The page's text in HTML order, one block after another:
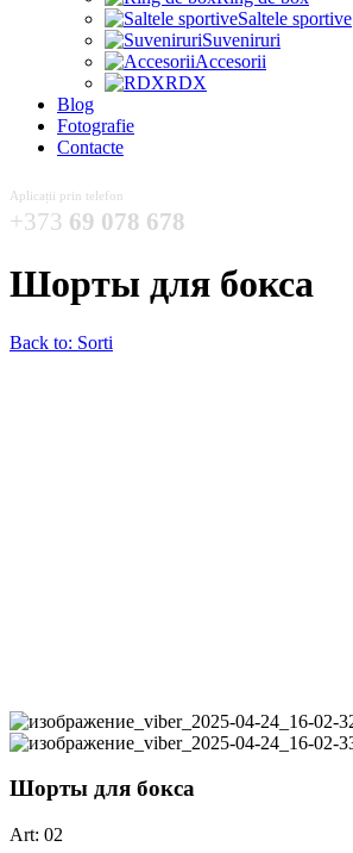
Saltele sportive
Suveniruri
Accesorii
RDX
Blog
Fotografie
Contacte
Aplicații prin telefon
+373 69 078 678
Шорты для бокса
Back to: Sorti
Шорты для бокса
Art: 02